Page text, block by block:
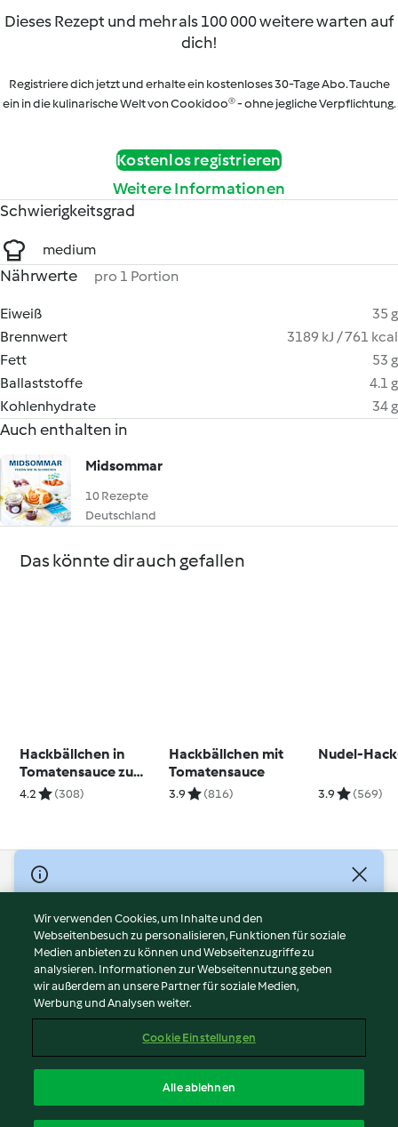
Dieses Rezept und mehr als 100 000 weitere warten auf
dich!
Registriere dich jetzt und erhalte ein kostenloses 30-Tage Abo. Tauche
ein in die kulinarische Welt von Cookidoo® - ohne jegliche Verpflichtung.
Kostenlos registrieren
Weitere Informationen
Schwierigkeitsgrad
medium
Nährwerte pro 1 Portion
Eiweiß
35 g
Brennwert
3189 kJ / 761 kcal
Fett
53 g
Ballaststoffe
4.1 g
Kohlenhydrate
34 g
Auch enthalten in
Midsommar
10 Rezepte
Deutschland
Das könnte dir auch gefallen
Hackbällchen in
Tomatensauce zu
Nudeln
4.2 (308)
Hackbällchen mit
Tomatensauce
3.9 (816)
Nudel-
3.9 (569)
© Copyright 2026
Nutzungsbedingungen
Datenschutzrichtlinien
Disclaimer
Impressum
Cookies
Abo kündigen
Erklärung zur Barrierefreiheit
Wir verwenden Cookies, um Inhalte und den
Webseitenbesuch zu personalisieren, Funktionen für soziale
Medien anbieten zu können und Webseitenzugriffe zu
analysieren. Informationen zur Webseitennutzung geben
wir außerdem an unsere Partner für soziale Medien,
Werbung und Analysen weiter.
Cookie Einstellungen
Alle ablehnen